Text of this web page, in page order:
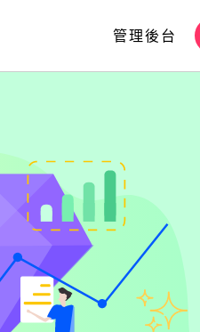
管理後台